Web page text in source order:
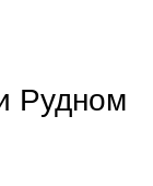
Рудном